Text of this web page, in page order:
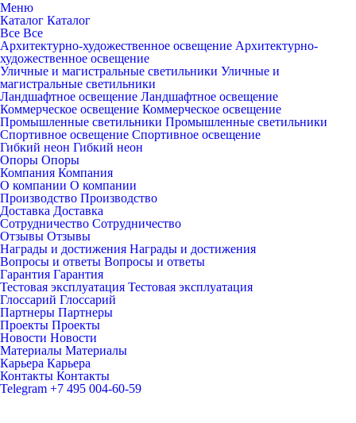
Меню
Каталог Каталог
Все Все
Архитектурно-художественное освещение Архитектурно-
художественное освещение
Уличные и магистральные светильники Уличные и
магистральные светильники
Ландшафтное освещение Ландшафтное освещение
Коммерческое освещение Коммерческое освещение
Промышленные светильники Промышленные светильники
Спортивное освещение Спортивное освещение
Гибкий неон Гибкий неон
Опоры Опоры
Компания Компания
О компании О компании
Производство Производство
Доставка Доставка
Сотрудничество Сотрудничество
Отзывы Отзывы
Награды и достижения Награды и достижения
Вопросы и ответы Вопросы и ответы
Гарантия Гарантия
Тестовая эксплуатация Тестовая эксплуатация
Глоссарий Глоссарий
Партнеры Партнеры
Проекты Проекты
Новости Новости
Материалы Материалы
Карьера Карьера
Контакты Контакты
Telegram +7 495 004-60-59